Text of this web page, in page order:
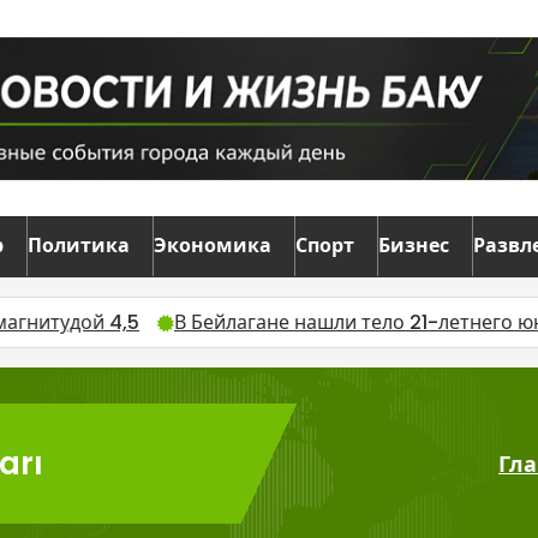
Политика Экономика Спорт Бизнес
4,5 В Бейлагане нашли тело 21-летнего юноши,